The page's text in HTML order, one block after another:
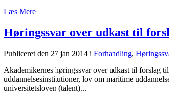
Læs Mere
Høringssvar over udkast til
Publiceret den 27 jan 2014 i Forhandling,
Akademikernes høringssvar over udkast til forslag
uddannelsesinstitutioner, lov om maritime
universitetsloven (talent)...